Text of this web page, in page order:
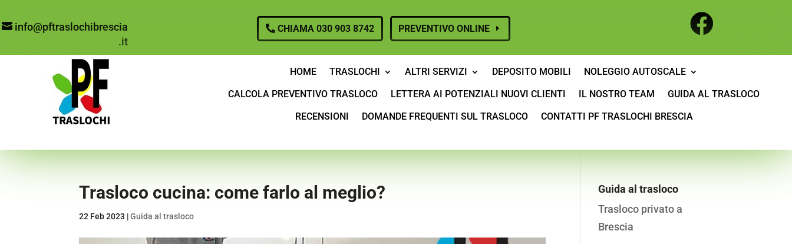
info@pftraslochibrescia
.it
CHIAMA 030 903 8742 PREVENTIVO ONLINE 
HOME TRASLOCHI ALTRI SERVIZI DEPOSITO MOBILI
NOLEGGIO AUTOSCALE
CALCOLA PREVENTIVO TRASLOCO
LETTERA AI POTENZIALI NUOVI CLIENTI IL NOSTRO TEAM
GUIDA AL TRASLOCO
RECENSIONI
DOMANDE FREQUENTI SUL TRASLOCO CONTATTI PF TRASLOCHI BRESCIA
Trasloco cucina: come farlo al meglio?
22 Feb 2023 |Guida al trasloco
Guida al trasloco
Trasloco privato a
Brescia